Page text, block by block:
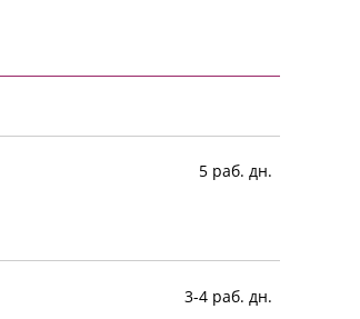
5 раб. дн.
3-4 раб. дн.